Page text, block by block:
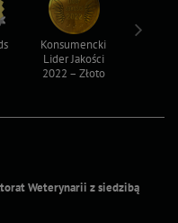
Weterynarii z siedzibą
Konsumencki
Lider Jakości
2022 – Złoto